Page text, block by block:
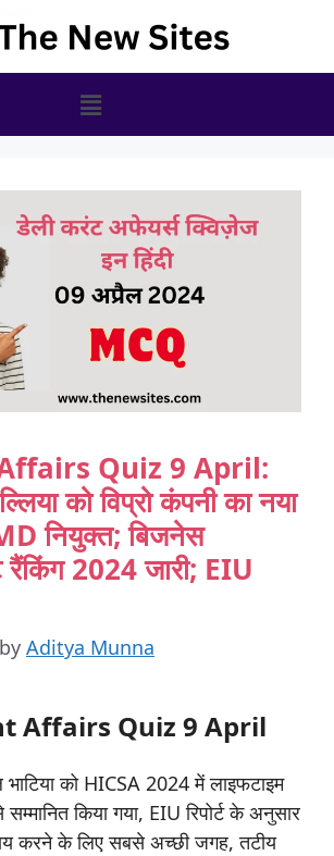
Quiz 9 April:
को विप्रो कंपनी का नया
नियुक्त; बिजनेस
रैंकिंग 2024 जारी; EIU
by Aditya Munna
Affairs Quiz 9 April
को HICSA 2024 में लाइफटाइम
किया गया, EIU रिपोर्ट के अनुसार
करने के लिए सबसे अच्छी जगह, तटीय